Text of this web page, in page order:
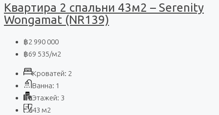
Квартира 2 спальни 43м2 – Serenity
Wongamat (NR139)
฿2 990 000
฿69 535/м2
Кроватей: 2
Ванна: 1
Этажей: 3
43 м2